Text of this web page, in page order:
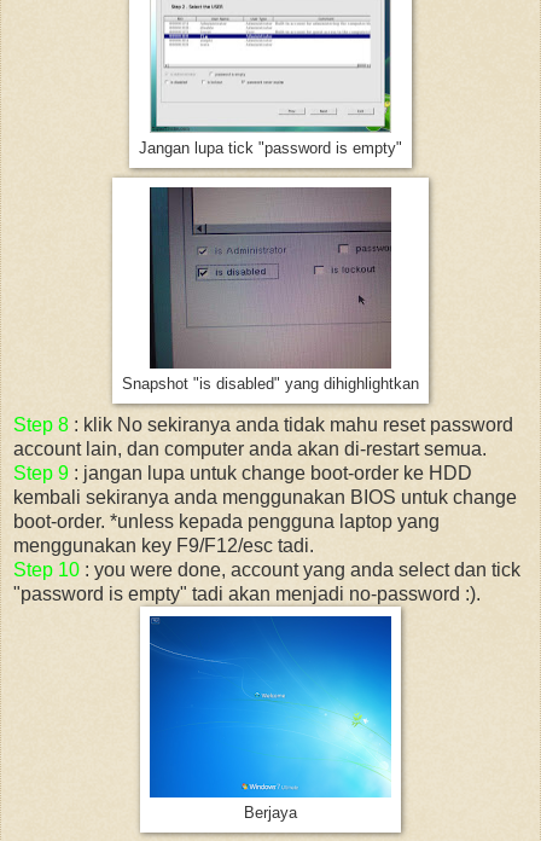
Jangan lupa tick "password is empty"
Snapshot "is disabled" yang dihighlightkan
Step 8 : klik No sekiranya anda tidak mahu reset password
account lain, dan computer anda akan di-restart semua.
Step 9 : jangan lupa untuk change boot-order ke HDD
kembali sekiranya anda menggunakan BIOS untuk change
boot-order. *unless kepada pengguna laptop yang
menggunakan key F9/F12/esc tadi.
Step 10 : you were done, account yang anda select dan tick
"password is empty" tadi akan menjadi no-password :).
Berjaya